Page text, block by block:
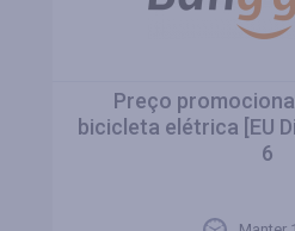
Preço
bicicleta elétrica [EU
6